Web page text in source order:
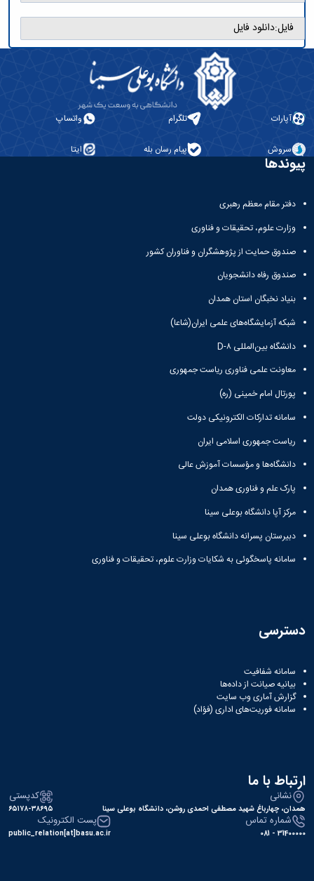
فایل:دانلود فایل
آپارات تلگرام واتساپ
سروش پیام رسان بله ایتا
پیوندها
دفتر مقام معظم رهبری
وزارت علوم، تحقیقات و فناوری
صندوق حمایت از پژوهشگران و فناوران کشور
صندوق رفاه دانشجویان
بنیاد نخبگان استان همدان
شبکه آزمایشگاه‌های علمی ایران(شاعا)
دانشگاه بین‌المللی D-۸
معاونت علمی فناوری ریاست جمهوری
پورتال امام خمینی (ره)
سامانه تدارکات الکترونیکی دولت
ریاست جمهوری اسلامی ایران
دانشگاه‌ها و مؤسسات آموزش عالی
پارک علم و فناوری همدان
مرکز آپا دانشگاه بوعلی سینا
دبیرستان پسرانه دانشگاه بوعلی سینا
سامانه پاسخگوئی به شکایات وزارت علوم، تحقیقات و فناوری
دسترسی
سامانه شفافیت
بیانیه صیانت از داده‌ها
گزارش آماری وب‌ سایت
سامانه فوریت‌های اداری (فؤاد)
ارتباط با ما
نشانی
همدان، چهارباغ شهید مصطفی احمدی روشن، دانشگاه بوعلی سینا
کدپستی
۶۵۱۷۸-۳۸۶۹۵
شماره تماس
31400000 - 081
پست الکترونیک
public_relation[at]basu.ac.ir